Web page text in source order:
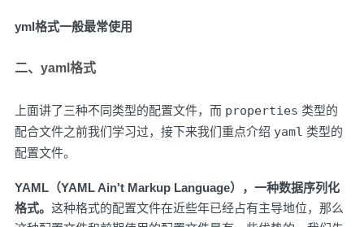
yml格式一般最常使用
二、yaml格式
上面讲了三种不同类型的配置文件，而 properties 类型的
配合文件之前我们学习过，接下来我们重点介绍 yaml 类型的
配置文件。
YAML（YAML Ain't Markup Language），一种数据序列化
格式。 这种格式的配置文件在近些年已经占有主导地位，那么